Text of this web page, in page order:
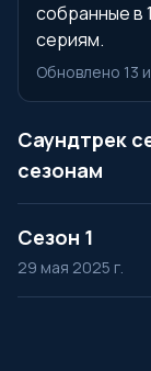
собранные в
сериям.
Обновлено 13
Саундтрек
сезонам
Сезон 1
29 мая 2025 г.